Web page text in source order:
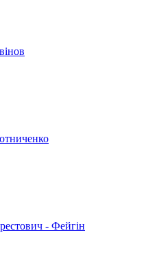
- Фейгін